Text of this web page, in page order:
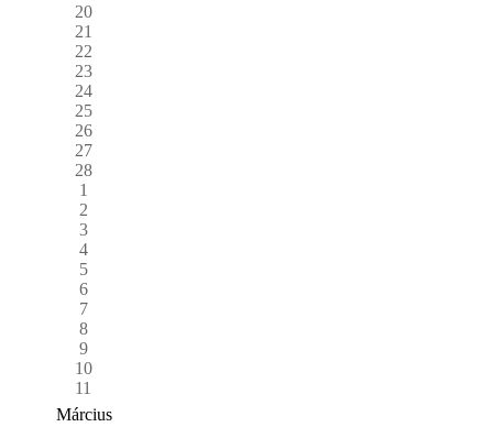
20
21
22
23
24
25
26
27
28
1
2
3
4
5
6
7
8
9
10
11
Március